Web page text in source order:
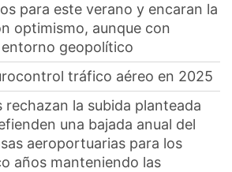
para este verano y encaran la
optimismo, aunque con
geopolítico
tráfico aéreo en 2025
rechazan la subida planteada
una bajada anual del
aeroportuarias para los
años manteniendo las